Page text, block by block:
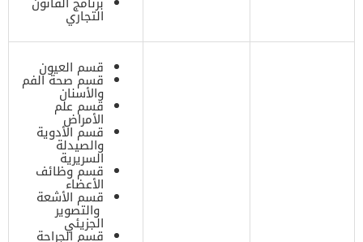
التجاري
قسم العيون
قسم صحة الفم
والأسنان
قسم علم
الأمراض
قسم الأدوية
والصيدلة
السريرية
قسم وظائف
الأعضاء
قسم الأشعة
والتصوير
الجزيئي
قسم الجراحة